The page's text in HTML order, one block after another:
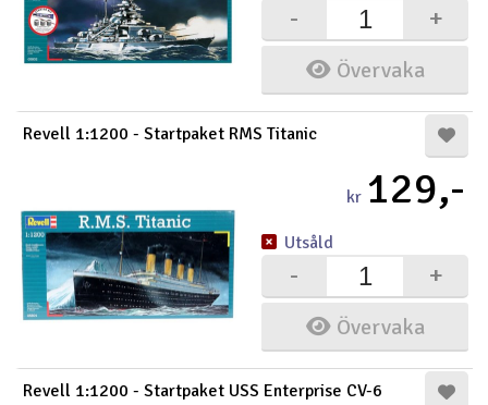
Övervaka
+
-
Revell 1:1200 - Startpaket RMS Titanic
kr 129,-
Övervaka
+
-
Utsåld
Revell 1:1200 - Startpaket USS Enterprise CV-6